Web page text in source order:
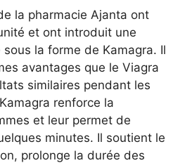
la pharmacie Ajanta ont
et ont introduit une
la forme de Kamagra. Il
avantages que le Viagra
similaires pendant les
renforce la
et leur permet de
minutes. Il soutient le
prolonge la durée des